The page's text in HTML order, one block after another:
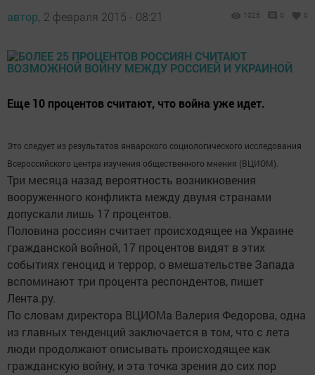
автор, 2 февраля 2015 - 08:21 1025 0 0
Еще 10 процентов считают, что война уже идет.
Это следует из результатов январского социологического исследования
Всероссийского центра изучения общественного мнения (ВЦИОМ).
Три месяца назад вероятность возникновения
вооруженного конфликта между двумя странами
допускали лишь 17 процентов.
Половина россиян считает происходящее на Украине
гражданской войной, 17 процентов видят в этих
событиях геноцид и террор, о вмешательстве Запада
вспоминают три процента респондентов, пишет
Лента.ру.
По словам директора ВЦИОМа Валерия Федорова, одна
из главных тенденций заключается в том, что с лета
люди продолжают описывать происходящее как
гражданскую войну, и эта точка зрения до сих пор